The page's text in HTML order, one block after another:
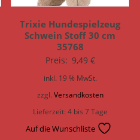
Trixie Hundespielzeug
Schwein Stoff 30 cm
35768
Preis: 9,49 €
inkl. 19 % MwSt.
zzgl. Versandkosten
Lieferzeit:4 bis 7 Tage
Auf die Wunschliste